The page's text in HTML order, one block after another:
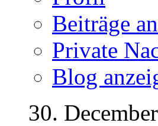
Beiträge
Private
Blog
30.